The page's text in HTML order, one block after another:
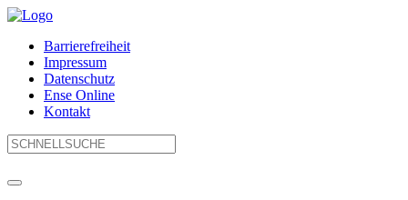
Barrierefreiheit
Impressum
Datenschutz
Ense Online
Kontakt